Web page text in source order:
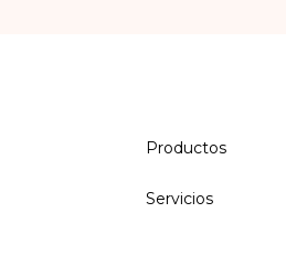
Productos
Servicios